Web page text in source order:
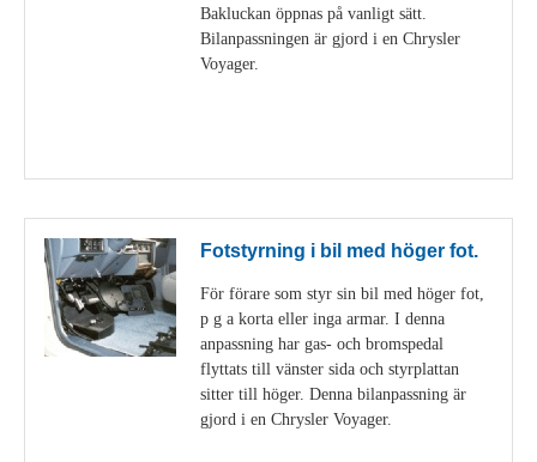
Bakluckan öppnas på vanligt sätt.
Bilanpassningen är gjord i en Chrysler
Voyager.
Fotstyrning i bil med höger fot.
För förare som styr sin bil med höger fot,
p g a korta eller inga armar. I denna
anpassning har gas- och bromspedal
flyttats till vänster sida och styrplattan
sitter till höger. Denna bilanpassning är
gjord i en Chrysler Voyager.